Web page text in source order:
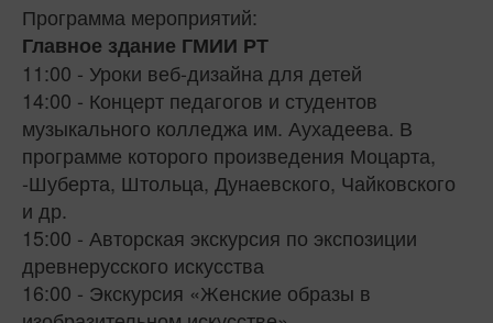
Программа мероприятий:
Главное здание ГМИИ РТ
11:00 - Уроки веб-дизайна для детей
14:00 - Концерт педагогов и студентов
музыкального колледжа им. Аухадеева. В
программе которого произведения Моцарта,
-Шуберта, Штольца, Дунаевского, Чайковского
и др.
15:00 - Авторская экскурсия по экспозиции
древнерусского искусства
16:00 - Экскурсия «Женские образы в